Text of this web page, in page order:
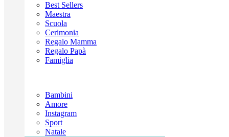
Best Sellers
Maestra
Scuola
Cerimonia
Regalo Mamma
Regalo Papà
Famiglia
Bambini
Amore
Instagram
Sport
Natale